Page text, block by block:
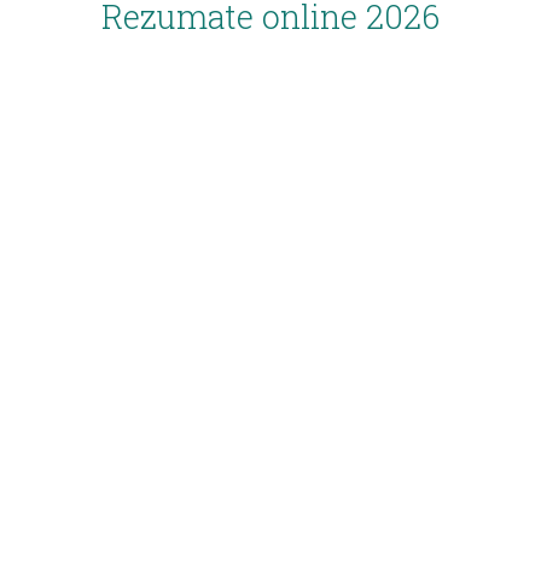
Rezumate online 2026